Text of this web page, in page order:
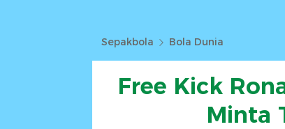
Sepakbola Bola Dunia
Free Kick
Minta